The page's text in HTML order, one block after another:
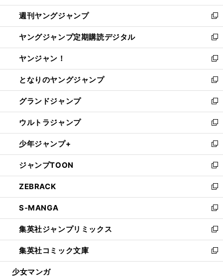
開
く
ウ
で
開
く
ン
ド
ウ
で
開
く
ウ
ィ
ン
ド
ウ
で
開
く
週刊ヤングジャンプ
新
し
い
ウ
ィ
ン
ド
ウ
で
開
く
ヤングジャンプ定期購読デジタル
新
し
い
ウ
ィ
ン
ド
ウ
で
開
く
ヤンジャン！
新
し
い
ウ
ィ
ン
ド
ウ
で
開
く
となりのヤングジャンプ
新
し
い
ウ
ィ
ン
ド
ウ
で
開
く
グランドジャンプ
新
し
い
ウ
ィ
ン
ド
ウ
で
開
く
ウルトラジャンプ
新
し
い
ウ
ィ
ン
ド
ウ
で
開
く
少年ジャンプ+
新
し
い
ウ
ィ
ン
ド
ウ
で
開
く
ジャンプTOON
新
し
い
ウ
ィ
ン
ド
ウ
で
開
ZEBRACK
新
し
い
ウ
ィ
ン
ド
ウ
S-MANGA
新
し
い
ウ
ィ
ン
集英社ジャンプリミックス
新
し
い
ウ
集英社コミック文庫
新
し
少女マンガ